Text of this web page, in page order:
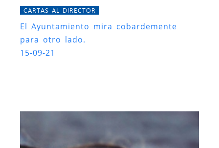
CARTAS AL DIRECTOR
El Ayuntamiento mira cobardemente
para otro lado.
15-09-21